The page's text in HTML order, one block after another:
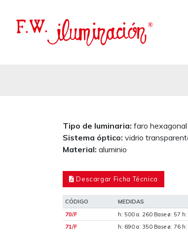
Tipo de luminaria: faro
Sistema óptico: vidrio
Material: aluminio
Descargar Ficha Técnica
CÓDIGO
MEDIDAS
70/F
h: 500 a: 260 Base ø: 57
71/F
h: 690 a: 350 Base ø: 76